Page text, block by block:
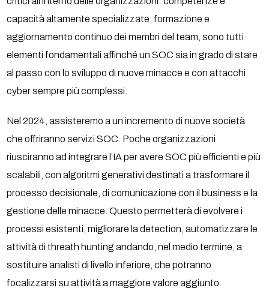
capacità altamente specializzate, formazione e
aggiornamento continuo dei membri del team, sono tutti
elementi fondamentali affinché un SOC sia in grado di stare
al passo con lo sviluppo di nuove minacce e con attacchi
cyber sempre più complessi.
Nel 2024, assisteremo a un incremento di nuove società
che offriranno servizi SOC. Poche organizzazioni
riusciranno ad integrare l’IA per avere SOC più efficienti e più
scalabili, con algoritmi generativi destinati a trasformare il
processo decisionale, di comunicazione con il business e la
gestione delle minacce. Questo permetterà di evolvere i
processi esistenti, migliorare la detection, automatizzare le
attività di threath hunting andando, nel medio termine, a
sostituire analisti di livello inferiore, che potranno
focalizzarsi su attività a maggiore valore aggiunto.